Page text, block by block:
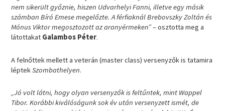
nem sikerült győznie, hiszen Udvarhelyi Fanni, illetve egy másik
számban Bíró Emese megelőzte. A férfiaknál Brebovszky Zoltán és
Mónus Viktor megosztozott az aranyérmeken”– osztotta meg a
látottakat Galambos Péter.
A felnőttek mellett a veterán (master class) versenyzők is tatamira
léptekSzombathelyen.
„Jó volt látni, hogy olyan versenyzők is feltűntek, mint Wappel
Tibor. Korábbi kiválóságunk sok év után versenyzett ismét, de